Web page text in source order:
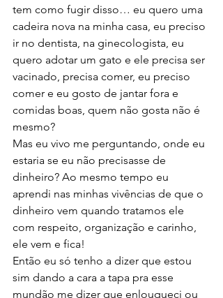
tem como fugir disso… eu quero uma
cadeira nova na minha casa, eu preciso
ir no dentista, na ginecologista, eu
quero adotar um gato e ele precisa ser
vacinado, precisa comer, eu preciso
comer e eu gosto de jantar fora e
comidas boas, quem não gosta não é
mesmo?
Mas eu vivo me perguntando, onde eu
estaria se eu não precisasse de
dinheiro? Ao mesmo tempo eu
aprendi nas minhas vivências de que o
dinheiro vem quando tratamos ele
com respeito, organização e carinho,
ele vem e fica!
Então eu só tenho a dizer que estou
sim dando a cara a tapa pra esse
mundão me dizer que enlouqueci ou